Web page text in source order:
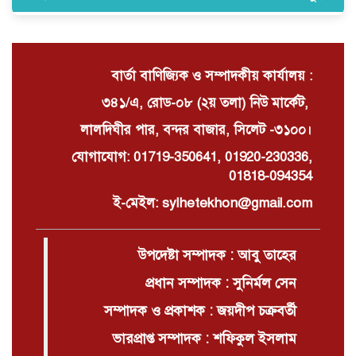
নিত্যপণ্যের ঊর্ধ্বগতি রোধ, স্বাধীন দুদক
বার্তা বাণিজ্যিক ও সম্পাদকীয় কার্যালয় :
৩৪১/এ, রোড-০৮ (২য় তলা) নিউ মার্কেট,
লালদিঘীর পার, বন্দর বাজার, সিলেট -৩১০০।
যোগাযোগ: 01719-350641, 01920-230336,
01818-094354
ই-মেইল: sylhetekhon@gmail.com
উপদেষ্টা সম্পাদক : আবু তাহের
প্রধান সম্পাদক : সুনির্মল সেন
সম্পাদক ও প্রকাশক : জয়দীপ চক্রবর্তী
ভারপ্রাপ্ত সম্পাদক : শফিকুল ইসলাম